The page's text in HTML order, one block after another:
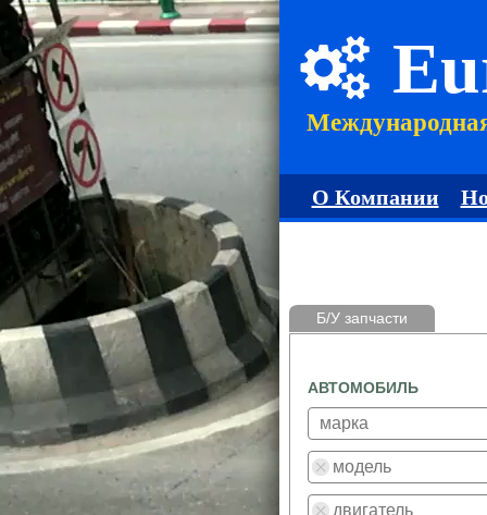
О Компании
Б/У запчасти
АВТОМОБИЛЬ